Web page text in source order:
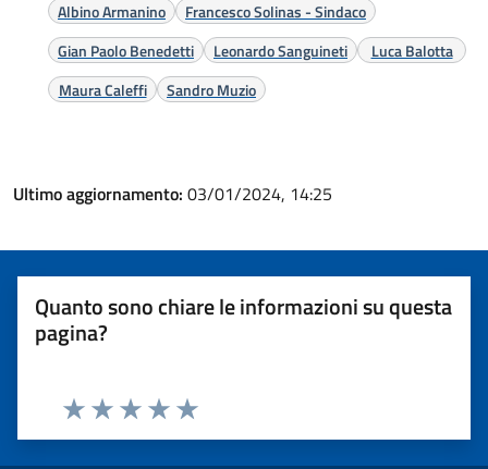
Albino Armanino
Francesco Solinas - Sindaco
Gian Paolo Benedetti
Leonardo Sanguineti
Luca Balotta
Maura Caleffi
Sandro Muzio
Ultimo aggiornamento: 03/01/2024, 14:25
Quanto sono chiare le informazioni su questa
pagina?
Valuta 5 stelle su 5
Valuta 4 stelle su 5
Valuta 3 stelle su 5
Valuta 2 stelle su 5
Valuta 1 stelle su 5